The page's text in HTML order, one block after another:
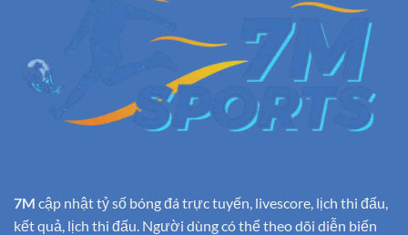
7M cập nhật tỷ số bóng đá trực tuyến, livescore, lịch thi đấu,
kết quả, lịch thi đấu. Người dùng có thể theo dõi diễn biến